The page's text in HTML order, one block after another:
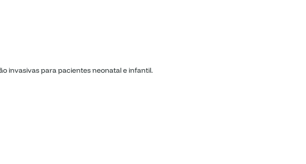
invasivas para pacientes neonatal e infantil.